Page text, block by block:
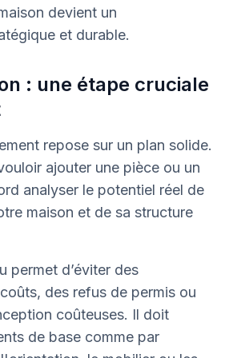
devient un
et durable.
: une étape cruciale
repose sur un plan solide.
ajouter une pièce ou un
analyser le potentiel réel de
maison et de sa structure
permet d’éviter des
des refus de permis ou
coûteuses. Il doit
de base comme par